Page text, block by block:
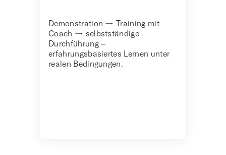
Demonstration → Training mit
Coach → selbstständige
Durchführung –
erfahrungsbasiertes Lernen unter
realen Bedingungen.